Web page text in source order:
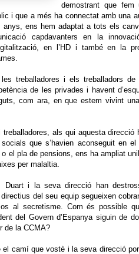
demostrant que
i que a més ha connectat amb una
anys, ens hem adaptat a tots els
capdavanters en la
en l’HD i també en la
treballadores i els treballadors de
de les privades i havent
com ara, en que estem vivint
als qui aquesta direcció
que s’havien aconseguit en el
el pla de pensions, ens ha ampliat
per malaltia.
Duart i la seva direcció han
del seu equip segueixen
al secretisme. Com és possible
del Govern d’Espanya siguin de
de la CCMA?
el camí que vostè i la seva direcció